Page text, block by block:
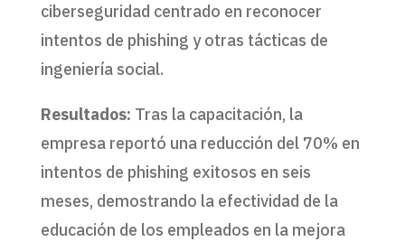
ciberseguridad centrado en reconocer
intentos de phishing y otras tácticas de
ingeniería social.
Resultados: Tras la capacitación, la
empresa reportó una reducción del 70% en
intentos de phishing exitosos en seis
meses, demostrando la efectividad de la
educación de los empleados en la mejora